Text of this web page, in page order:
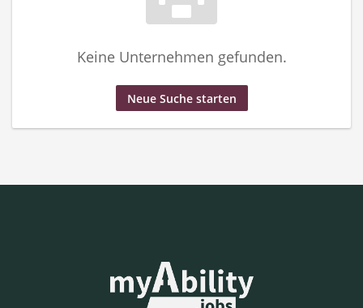
Keine Unternehmen gefunden.
Neue Suche starten